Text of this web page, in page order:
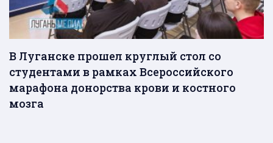
В Луганске прошел круглый стол со
студентами в рамках Всероссийского
марафона донорства крови и костного
мозга